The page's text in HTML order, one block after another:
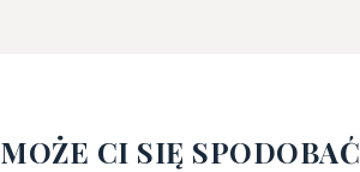
MOŻE CI SIĘ SPODOBAĆ